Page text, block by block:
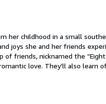
her childhood in a small
joys she and her friends
friends, nicknamed the “Eight
love. They’ll also learn